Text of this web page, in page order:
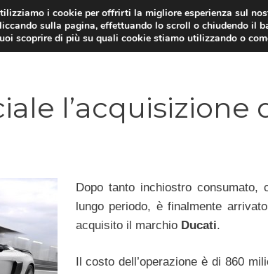
l’acquisizione
Dopo tanto inchiostro
lungo periodo, è finalmente
acquisito il marchio Ducati.
Il costo dell’operazione è di 860
i cookie per offrirti la migliore esperienza sul
sulla pagina, effettuando lo scroll o chiudendo il
scoprire di più su quali cookie stiamo utilizzando o